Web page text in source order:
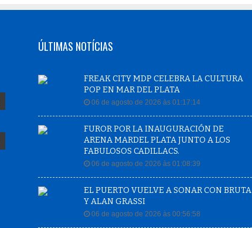
ÚLTIMAS NOTÍCIAS
FREAK CITY MDP CELEBRA LA CULTURA
POP EN MAR DEL PLATA
06 de agosto de 2026 às 01:17:14
FUROR POR LA INAUGURACIÓN DE
ARENA MARDEL PLATA JUNTO A LOS
FABULOSOS CADILLACS.
06 de agosto de 2026 às 01:08:39
EL PUERTO VUELVE A SONAR CON BRUTA
Y ALAN GRASSI
06 de agosto de 2026 às 00:56:58